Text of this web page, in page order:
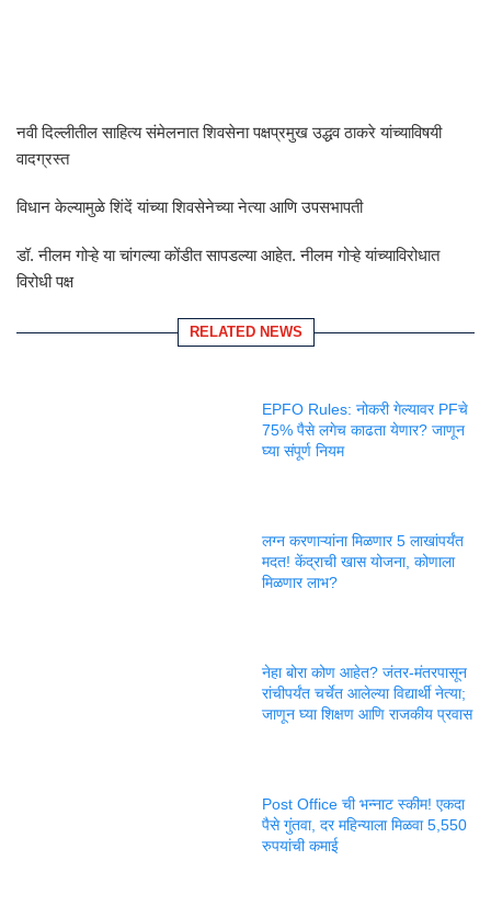
नवी दिल्लीतील साहित्य संमेलनात शिवसेना पक्षप्रमुख उद्धव ठाकरे यांच्याविषयी
वादग्रस्त
विधान केल्यामुळे शिंदें यांच्या शिवसेनेच्या नेत्या आणि उपसभापती
डॉ. नीलम गोऱ्हे या चांगल्या कोंडीत सापडल्या आहेत. नीलम गोऱ्हे यांच्याविरोधात
विरोधी पक्ष
RELATED NEWS
EPFO Rules: नोकरी गेल्यावर PFचे
75% पैसे लगेच काढता येणार? जाणून
घ्या संपूर्ण नियम
लग्न करणाऱ्यांना मिळणार 5 लाखांपर्यंत
मदत! केंद्राची खास योजना, कोणाला
मिळणार लाभ?
नेहा बोरा कोण आहेत? जंतर-मंतरपासून
रांचीपर्यंत चर्चेत आलेल्या विद्यार्थी नेत्या;
जाणून घ्या शिक्षण आणि राजकीय प्रवास
Post Office ची भन्नाट स्कीम! एकदा
पैसे गुंतवा, दर महिन्याला मिळवा 5,550
रुपयांची कमाई